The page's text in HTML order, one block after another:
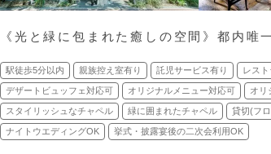
《光と緑に包まれた癒しの空間》都内唯
駅徒歩5分以内 親族控え室有り 託児サービス有り レス
デザートビュッフェ対応可 オリジナルメニュー対応可 オリ
スタイリッシュなチャペル 緑に囲まれたチャペル 貸切(フ
ナイトウエディングOK 挙式・披露宴後の二次会利用OK